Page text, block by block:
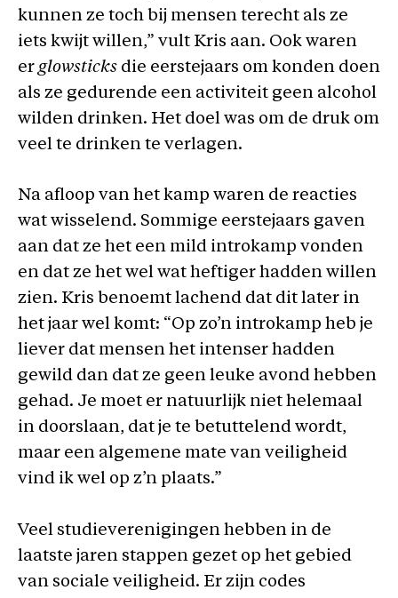
kunnen ze toch bij mensen terecht als ze
iets kwijt willen,” vult Kris aan. Ook waren
er glowsticks die eerstejaars om konden doen
als ze gedurende een activiteit geen alcohol
wilden drinken. Het doel was om de druk om
veel te drinken te verlagen.
Na afloop van het kamp waren de reacties
wat wisselend. Sommige eerstejaars gaven
aan dat ze het een mild introkamp vonden
en dat ze het wel wat heftiger hadden willen
zien. Kris benoemt lachend dat dit later in
het jaar wel komt: “Op zo’n introkamp heb je
liever dat mensen het intenser hadden
gewild dan dat ze geen leuke avond hebben
gehad. Je moet er natuurlijk niet helemaal
in doorslaan, dat je te betuttelend wordt,
maar een algemene mate van veiligheid
vind ik wel op z’n plaats.”
Veel studieverenigingen hebben in de
laatste jaren stappen gezet op het gebied
van sociale veiligheid. Er zijn codes